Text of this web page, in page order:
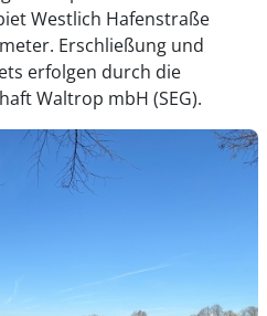
Westlich Hafenstraße
Erschließung und
erfolgen durch die
Waltrop mbH (SEG).